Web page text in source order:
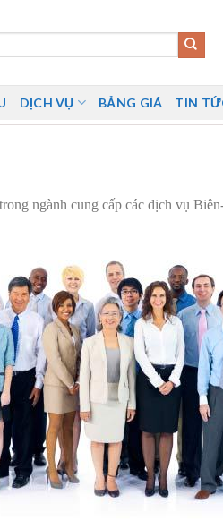
DỊCH VỤ BẢNG GIÁ TIN
ngành cung cấp các dịch vụ